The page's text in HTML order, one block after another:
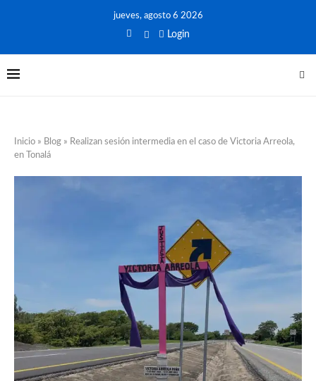
jueves, agosto 6 2026
Login
Inicio » Blog » Realizan sesión intermedia en el caso de Victoria Arreola,
en Tonalá